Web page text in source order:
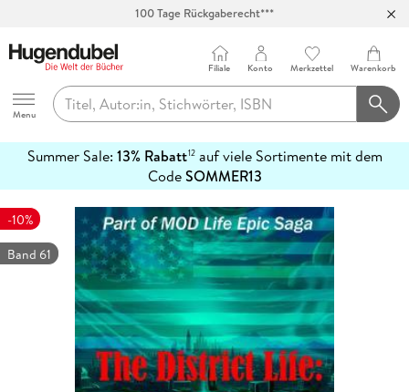
100 Tage Rückgaberecht***
Hugendubel
Menu
Filiale Konto Merkzettel Warenkorb
Summer Sale: 13% Rabatt12auf viele Sortimente mit dem
CodeSOMMER13
erfahren
-10%
Band 61